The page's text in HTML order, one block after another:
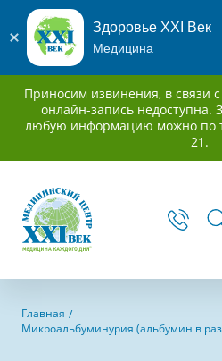
Здоровье XXI Век
Медицина
Приносим извинения, в связи
онлайн-запись недоступна.
любую информацию можно по
21.
Главная
Микроальбуминурия (альбумин в